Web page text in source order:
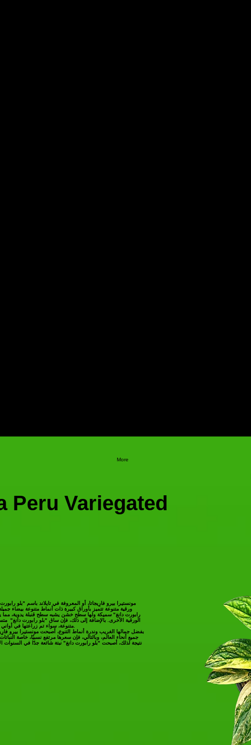
More
Peru Variegated
مونستيرا بيرو فارِيجاتا، أو المعروفة في تايلاند باسم "بلو
ورقية متنوعة تتميز بأوراق كبيرة ذات أنماط متنوعة بيضاء
رابورت دانغ" سميكة ولها سطح خشن يشبه سطح قنبلة يدوية، مما
الورقية الأخرى. بالإضافة إلى ذلك، فإن ساق "بلو رابورت دانغ"
متنوعة، سواء تم زراعتها في أواني معلقة أو في أواني موضوعة على الأرض.
بفضل جمالها الغريب وندرة أنماط التنوع، أصبحت مونستيرا بيرو
جميع أنحاء العالم، وبالتالي، فإن سعرها مرتفع نسبيًا، خاصة
نتيجة لذلك، أصبحت "بلو رابورت دانغ" نبتة شائعة جدًا في السنوات